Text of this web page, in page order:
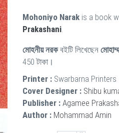
Mohoniyo Narak is a book
Prakashani.
মোহনীয় নরকবইটি লিখেছেন
450 টাকা।
Printer : Swarbarna Printers
Cover Designer : Shibu
Publisher : Agamee
Author : Mohammad Amin